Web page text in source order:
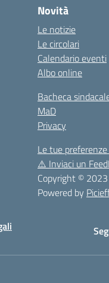
Novità
Le notizie
Le circolari
Calendario eventi
Albo online
Bacheca
MaD
Privacy
Le tue
⚠️ Inviaci un
Copyright © 2023
Powered by